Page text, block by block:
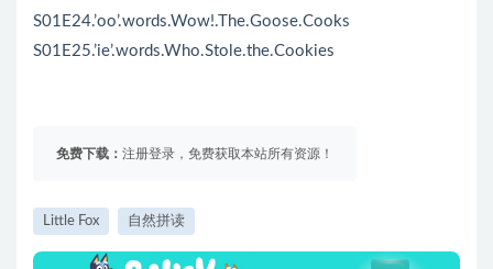
S01E24.’oo’.words.Wow!.The.Goose.Cooks
S01E25.’ie’.words.Who.Stole.the.Cookies
免费下载： 注册登录，免费获取本站所有资源！
Little Fox 自然拼读